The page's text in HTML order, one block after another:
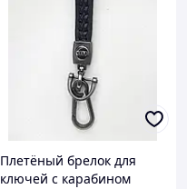
Плетёный брелок для
ключей с карабином